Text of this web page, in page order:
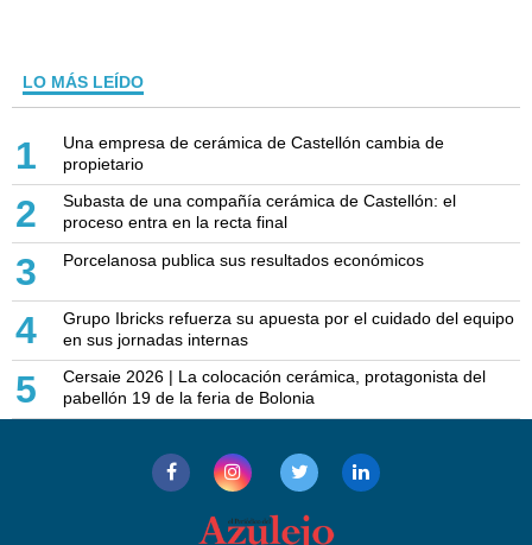
LO MÁS LEÍDO
1
Una empresa de cerámica de Castellón cambia de
propietario
2
Subasta de una compañía cerámica de Castellón: el
proceso entra en la recta final
3 Porcelanosa publica sus resultados económicos
4
Grupo Ibricks refuerza su apuesta por el cuidado del equipo
en sus jornadas internas
5
Cersaie 2026 | La colocación cerámica, protagonista del
pabellón 19 de la feria de Bolonia